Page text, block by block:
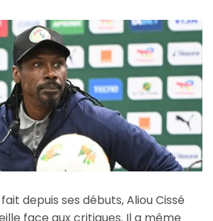
depuis ses débuts, Aliou Cissé